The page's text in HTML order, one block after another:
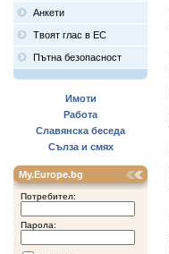
Анкети
Твоят глас в ЕС
Пътна безопасност
Имоти
Работа
Славянска беседа
Сълза и смях
My.Europe.bg
Потребител:
Парола: